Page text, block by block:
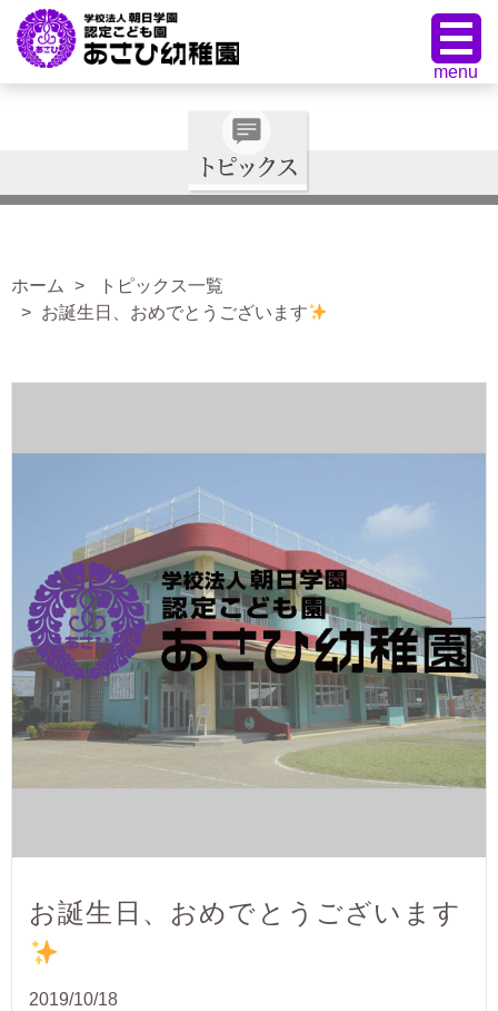
ホーム
トピックス一覧
お誕生日、おめでとうございます
お誕生日、おめでとうございます
2019/10/18